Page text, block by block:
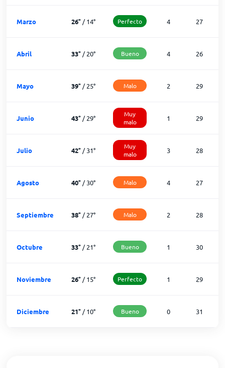
Marzo 26° /14° Perfecto 4 27
Abril 33° /20° Bueno 4 26
Mayo 39° /25° Malo 2 29
Junio 43° /29°
Muy
malo
1 29
Julio 42° /31°
Muy
malo
3 28
Agosto 40° /30° Malo 4 27
Septiembre 38° /27° Malo 2 28
Octubre 33° /21° Bueno 1 30
Noviembre 26° /15° Perfecto 1 29
Diciembre 21° /10° Bueno 0 31